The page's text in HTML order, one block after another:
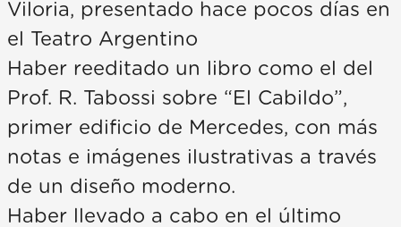
Viloria, presentado hace pocos días en
el Teatro Argentino
Haber reeditado un libro como el del
Prof. R. Tabossi sobre “El Cabildo”,
primer edificio de Mercedes, con más
notas e imágenes ilustrativas a través
de un diseño moderno.
Haber llevado a cabo en el último